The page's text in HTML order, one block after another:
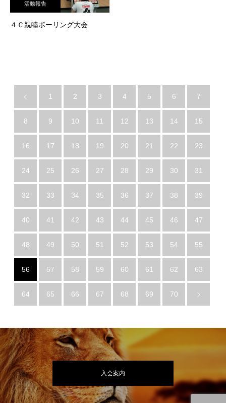
活動報告
４Ｃ親睦ボーリング大会
1 2 3 4 5 6 7
8 9 10 11 12 13 14 15
16 17 18 19 20 21 22 23
24 25 26 27 28 29 30 31
32 33 34 35 36 37 38 39
40 41 42 43 44 45 46 47
48 49 50 51 52 53 54 55
56 57 58 59 60 61 62 63
64 65 66 67 68 69 70
入会案内